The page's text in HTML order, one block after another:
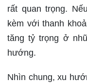
rất quan trọng.
kèm với thanh
tăng tỷ trọng ở
hướng.
Nhìn chung, xu